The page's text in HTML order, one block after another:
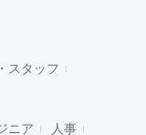
スタッフ
ニア 人事